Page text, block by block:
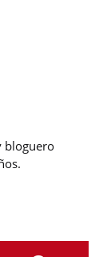
bloguero